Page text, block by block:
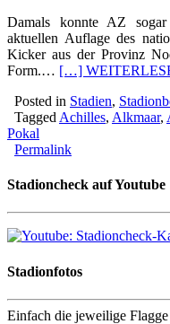
Damals konnte AZ
aktuellen Auflage des
Kicker aus der Provinz
Form.… […]
Posted in Stadien,
Tagged Achilles, Alkmaar,
Pokal
Permalink
Stadioncheck auf Youtube
Stadionfotos
Einfach die jeweilige